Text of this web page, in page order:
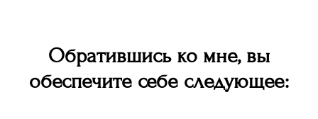
Обратившись ко мне, вы
обеспечите себе следующее: